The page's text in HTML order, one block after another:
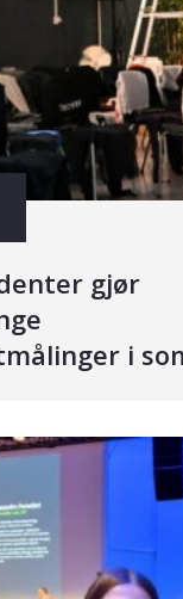
gjør
i